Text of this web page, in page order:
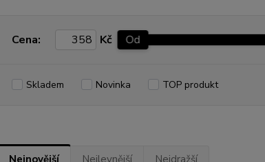
Cena: Kč Od
Skladem Novinka TOP produkt